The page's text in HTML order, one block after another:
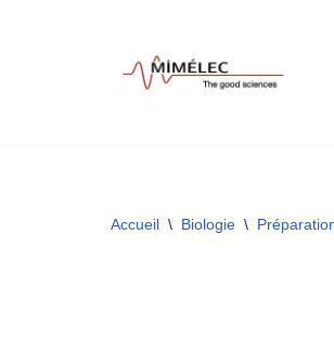
Accueil \ Biologie \